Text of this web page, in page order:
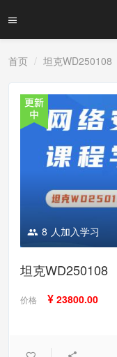
首页 坦克WD250108
8 人加入学习
坦克WD250108
价格 ¥ 23800.00